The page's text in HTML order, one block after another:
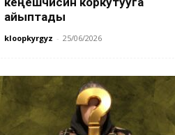
айыптады
kloopkyrgyz - 25/06/2026